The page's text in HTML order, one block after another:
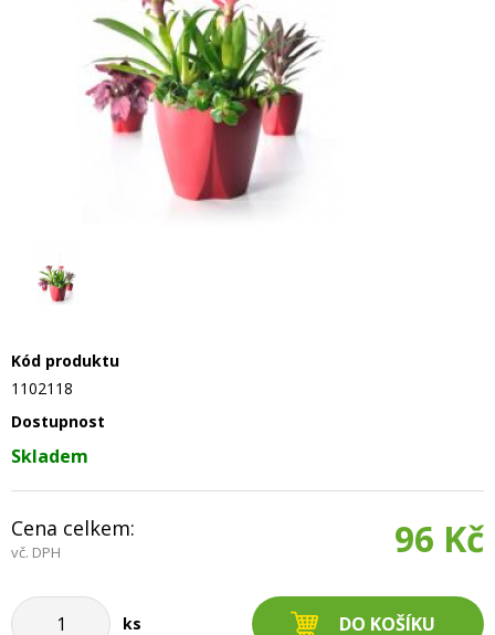
Kód produktu
1102118
Dostupnost
Skladem
Cena celkem:
vč. DPH 96 Kč
ks